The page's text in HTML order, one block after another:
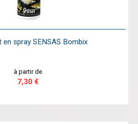
spray SENSAS Bombix
à partir de
7,30 €